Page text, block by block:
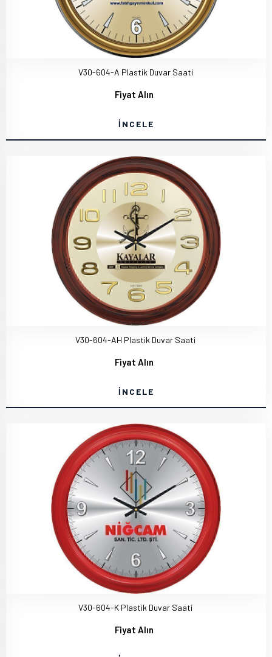
V30-604-A Plastik Duvar Saati
Fiyat Alın
İNCELE
V30-604-AH Plastik Duvar Saati
Fiyat Alın
İNCELE
V30-604-K Plastik Duvar Saati
Fiyat Alın